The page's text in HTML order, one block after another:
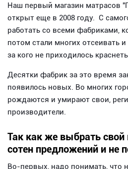
Наш первый магазин матрасов
открыт еще в 2008 году. С
работать со всеми фабриками,
потом стали многих отсеивать и
за кого не приходилось
Десятки фабрик за это время
появилось новых. Во многих
рождаются и умирают свои,
производители.
Так как же выбрать свой
сотен предложений и не
Во-первых, надо понимать, что